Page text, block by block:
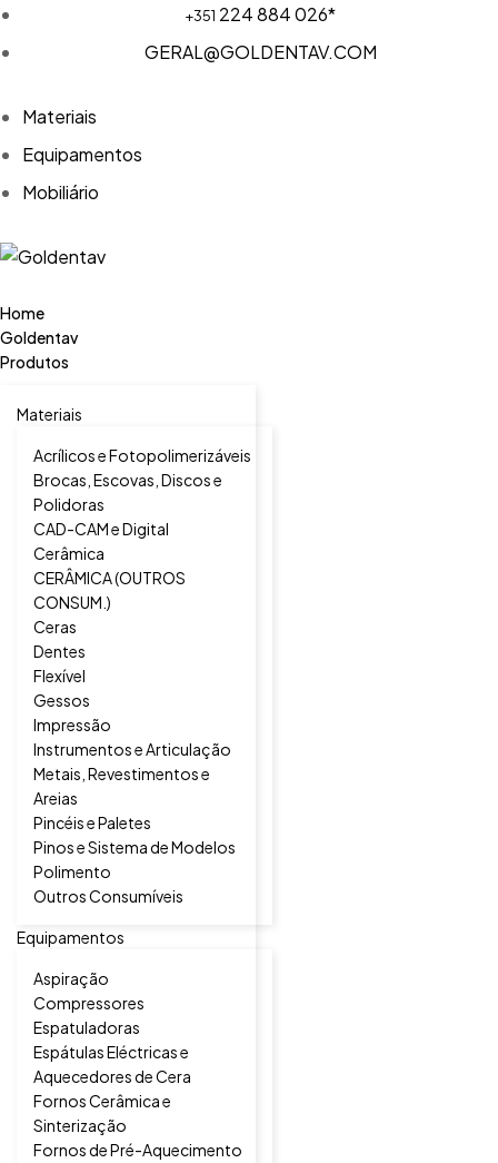
+351 224 884 026*
GERAL@GOLDENTAV.COM
Materiais
Equipamentos
Mobiliário
Home
Goldentav
Produtos
Materiais
Acrílicos e Fotopolimerizáveis
Brocas, Escovas, Discos e
Polidoras
CAD-CAM e Digital
Cerâmica
CERÂMICA (OUTROS
CONSUM.)
Ceras
Dentes
Flexível
Gessos
Impressão
Instrumentos e Articulação
Metais, Revestimentos e
Areias
Pincéis e Paletes
Pinos e Sistema de Modelos
Polimento
Outros Consumíveis
Equipamentos
Aspiração
Compressores
Espatuladoras
Espátulas Eléctricas e
Aquecedores de Cera
Fornos Cerâmica e
Sinterização
Fornos de Pré-Aquecimento